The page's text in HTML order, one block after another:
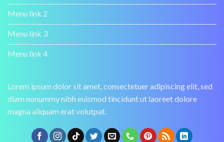
Menu link 2
Menu link 3
Menu link 4
Lorem ipsum dolor sit amet, consectetuer adipiscing elit, sed
diam nonummy nibh euismod tincidunt ut laoreet dolore
magna aliquam erat volutpat.